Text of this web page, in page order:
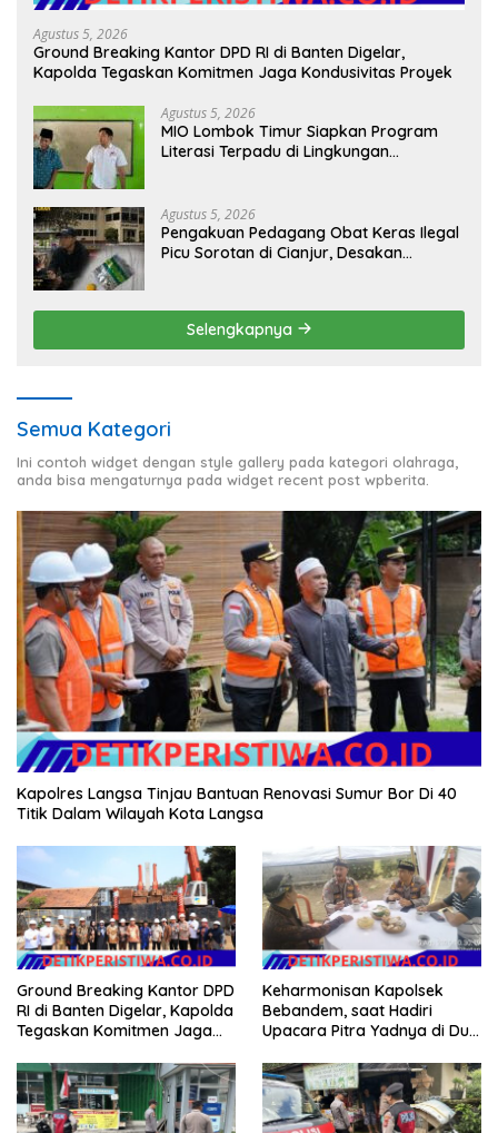
Agustus 5, 2026
Ground Breaking Kantor DPD RI di Banten Digelar,
Kapolda Tegaskan Komitmen Jaga Kondusivitas Proyek
Agustus 5, 2026
MIO Lombok Timur Siapkan Program
Literasi Terpadu di Lingkungan
Agustus 5, 2026
Pengakuan Pedagang Obat Keras Ilegal
Picu Sorotan di Cianjur, Desakan
Selengkapnya
Semua Kategori
Ini contoh widget dengan style gallery pada kategori olahraga,
anda bisa mengaturnya pada widget recent post wpberita.
Kapolres Langsa Tinjau Bantuan Renovasi Sumur Bor Di 40
Titik Dalam Wilayah Kota Langsa
Ground Breaking Kantor DPD
RI di Banten Digelar, Kapolda
Tegaskan Komitmen Jaga
Keharmonisan Kapolsek
Bebandem, saat Hadiri
Upacara Pitra Yadnya di Dua